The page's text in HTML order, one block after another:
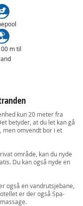
m til
kun 20 meter fra
betyder, at du let kan gå
men omvendt bor i et
område, kan du nyde
Du kan også nyde en
også en vandrutsjebane,
er der også Spa-